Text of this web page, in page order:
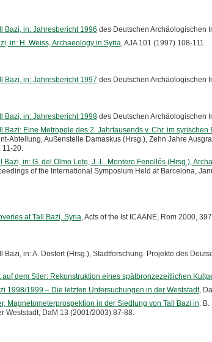
Bazi, in: Jahresbericht 1996 des Deutschen Archäologischen
in: H. Weiss, Archaeology in Syria, AJA 101 (1997) 108-111.
Bazi, in: Jahresbericht 1997 des Deutschen Archäologischen
Bazi, in: Jahresbericht 1998des Deutschen Archäologischen
Bazi: Eine Metropole des 2. Jahrtausends v. Chr. im syrischen
Abteilung, Außenstelle Damaskus (Hrsg.), Zehn Jahre
11-20.
Bazi, in: G. del Olmo Lete, J.-L. Montero Fenollós (Hrsg.),
of the International Symposium Held at Barcelona,
at Tall Bazi, Syria, Acts of the Ist ICAANE, Rom 2000,
Bazi, in: A. Dostert (Hrsg.), Stadtforschung. Projekte des
auf dem Stier: Rekonstruktion eines spätbronzezeitlichen
1998/1999 – Die letzten Untersuchungen in der Weststadt,
Magnetometerprospektion in der Siedlung von Tall Bazi in:
Weststadt, DaM 13 (2001/2003) 87-88.